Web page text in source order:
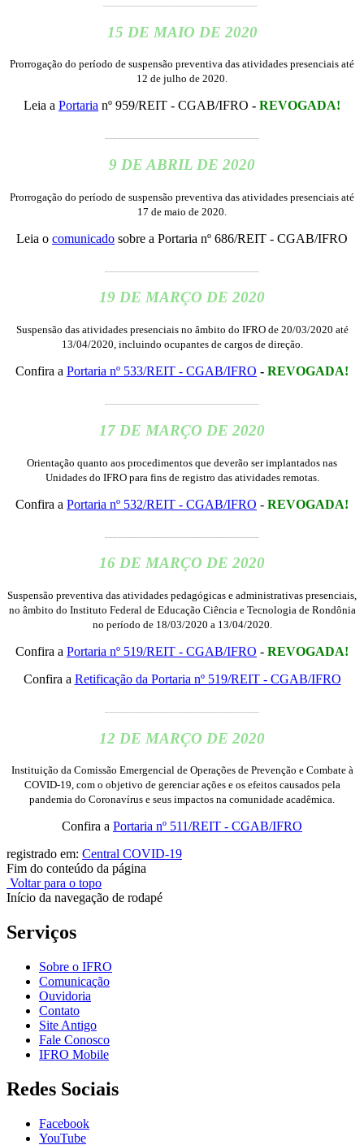
15 DE MAIO DE 2020
Prorrogação do período de suspensão preventiva das atividades presenciais até
12 de julho de 2020.
Leia a Portaria nº 959/REIT - CGAB/IFRO - REVOGADA!
9 DE ABRIL DE 2020
Prorrogação do período de suspensão preventiva das atividades presenciais até
17 de maio de 2020.
Leia o comunicado sobre a Portaria nº 686/REIT - CGAB/IFRO
19 DE MARÇO DE 2020
Suspensão das atividades presenciais no âmbito do IFRO de 20/03/2020 até
13/04/2020, incluindo ocupantes de cargos de direção.
Confira a Portaria nº 533/REIT - CGAB/IFRO - REVOGADA!
17 DE MARÇO DE 2020
Orientação quanto aos procedimentos que deverão ser implantados nas
Unidades do IFRO para fins de registro das atividades remotas.
Confira a Portaria nº 532/REIT - CGAB/IFRO - REVOGADA!
16 DE MARÇO DE 2020
Suspensão preventiva das atividades pedagógicas e administrativas presenciais,
no âmbito do Instituto Federal de Educação Ciência e Tecnologia de Rondônia
no período de 18/03/2020 a 13/04/2020.
Confira a Portaria nº 519/REIT - CGAB/IFRO - REVOGADA!
Confira a Retificação da Portaria nº 519/REIT - CGAB/IFRO
12 DE MARÇO DE 2020
Instituição da Comissão Emergencial de Operações de Prevenção e Combate à
COVID-19, com o objetivo de gerenciar ações e os efeitos causados pela
pandemia do Coronavírus e seus impactos na comunidade acadêmica.
Confira a Portaria nº 511/REIT - CGAB/IFRO
registrado em: Central COVID-19
Fim do conteúdo da página
Voltar para o topo
Início da navegação de rodapé
Serviços
Sobre o IFRO
Comunicação
Ouvidoria
Contato
Site Antigo
Fale Conosco
IFRO Mobile
Redes Sociais
Facebook
YouTube